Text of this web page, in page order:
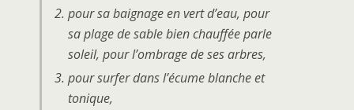
pour sa baignage en vert d’eau, pour
sa plage de sable bien chauffée parle
soleil, pour l’ombrage de ses arbres,
pour surfer dans l’écume blanche et
tonique,